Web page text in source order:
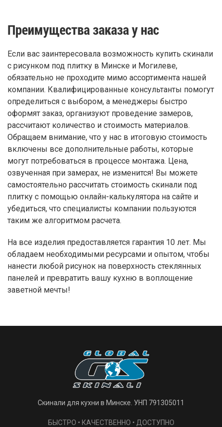
Преимущества заказа у нас
Если вас заинтересовала возможность купить скинали
с рисунком под плитку в Минске и Могилеве,
обязательно не проходите мимо ассортимента нашей
компании. Квалифицированные консультанты помогут
определиться с выбором, а менеджеры быстро
оформят заказ, организуют проведение замеров,
рассчитают количество и стоимость материалов.
Обращаем внимание, что у нас в итоговую стоимость
включены все дополнительные работы, которые
могут потребоваться в процессе монтажа. Цена,
озвученная при замерах, не изменится! Вы можете
самостоятельно рассчитать стоимость скинали под
плитку с помощью онлайн-калькулятора на сайте и
убедиться, что специалисты компании пользуются
таким же алгоритмом расчета.
На все изделия предоставляется гарантия 10 лет. Мы
обладаем необходимыми ресурсами и опытом, чтобы
нанести любой рисунок на поверхность стеклянных
панелей и превратить вашу кухню в воплощение
заветной мечты!
Скинали для кухни в Минске. УНП 791305011
БЫСТРО • КАЧЕСТВЕННО • ДОСТУПНО